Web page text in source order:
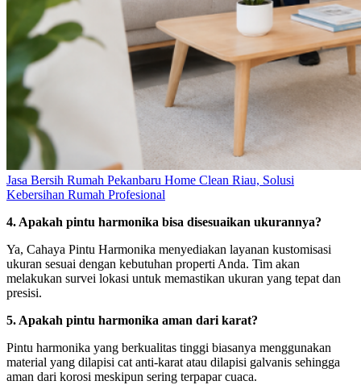
Jasa Bersih Rumah Pekanbaru Home Clean Riau, Solusi
Kebersihan Rumah Profesional
4. Apakah pintu harmonika bisa disesuaikan ukurannya?
Ya, Cahaya Pintu Harmonika menyediakan layanan kustomisasi
ukuran sesuai dengan kebutuhan properti Anda. Tim akan
melakukan survei lokasi untuk memastikan ukuran yang tepat dan
presisi.
5. Apakah pintu harmonika aman dari karat?
Pintu harmonika yang berkualitas tinggi biasanya menggunakan
material yang dilapisi cat anti-karat atau dilapisi galvanis sehingga
aman dari korosi meskipun sering terpapar cuaca.